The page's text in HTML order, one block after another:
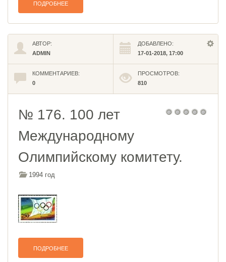
ПОДРОБНЕЕ
АВТОР:
ADMIN
ДОБАВЛЕНО:
17-01-2018, 17:00
КОММЕНТАРИЕВ:
0
ПРОСМОТРОВ:
810
№ 176. 100 лет
Международному
Олимпийскому комитету.
1994 год
ПОДРОБНЕЕ